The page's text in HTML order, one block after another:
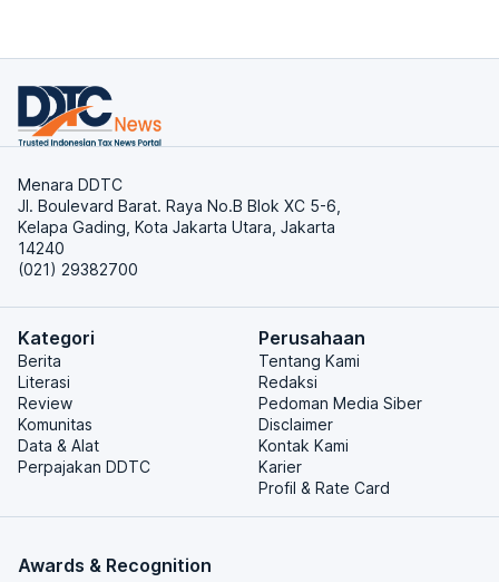
Menara DDTC
Jl. Boulevard Barat. Raya No.B Blok XC 5-6,
Kelapa Gading, Kota Jakarta Utara, Jakarta
14240
(021) 29382700
Kategori
Berita
Literasi
Review
Komunitas
Data & Alat
Perpajakan DDTC
Perusahaan
Tentang Kami
Redaksi
Pedoman Media Siber
Disclaimer
Kontak Kami
Karier
Profil & Rate Card
Awards & Recognition